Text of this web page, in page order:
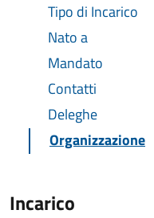
Tipo di Incarico
Nato a
Mandato
Contatti
Deleghe
Organizzazione
Incarico